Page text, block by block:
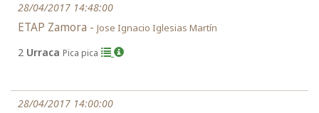
28/04/2017 14:48:00
ETAP Zamora - Jose Ignacio Iglesias Martín
2 Urraca Pica pica
28/04/2017 14:00:00